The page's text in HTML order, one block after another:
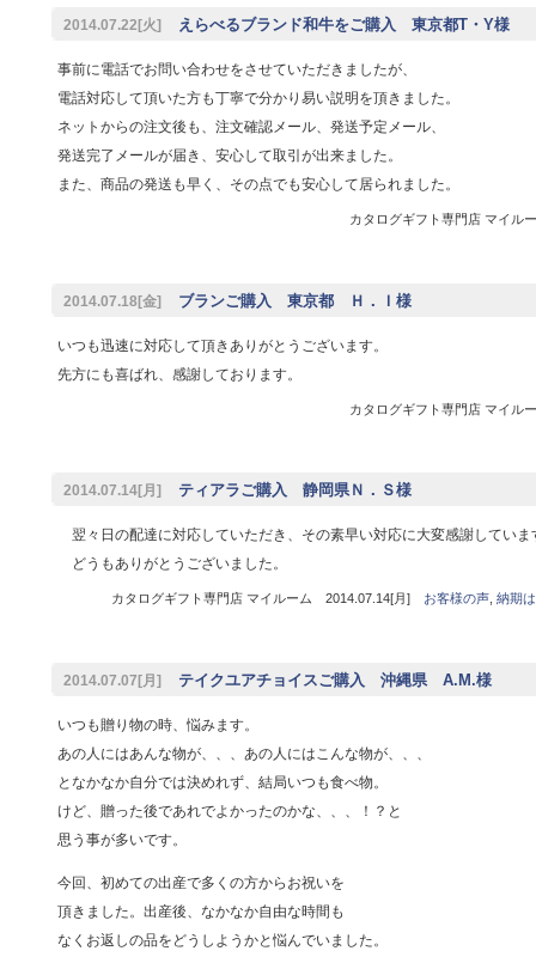
2014.07.22[火] えらべるブランド和牛をご購入 東京都T・Y様
事前に電話でお問い合わせをさせていただきましたが、
電話対応して頂いた方も丁寧で分かり易い説明を頂きました。
ネットからの注文後も、注文確認メール、発送予定メール、
発送完了メールが届き、安心して取引が出来ました。
また、商品の発送も早く、その点でも安心して居られました。
カタログギフト専門店 マイ
2014.07.18[金] ブランご購入 東京都 Ｈ．Ｉ様
いつも迅速に対応して頂きありがとうございます。
先方にも喜ばれ、感謝しております。
カタログギフト専門店 マイ
2014.07.14[月] ティアラご購入 静岡県Ｎ．Ｓ様
翌々日の配達に対応していただき、その素早い対応に大変感謝していま
どうもありがとうございました。
カタログギフト専門店 マイルーム 2014.07.14[月] お客様の声, 納期
2014.07.07[月] テイクユアチョイスご購入 沖縄県 A.M.様
いつも贈り物の時、悩みます。
あの人にはあんな物が、、、あの人にはこんな物が、、、
となかなか自分では決めれず、結局いつも食べ物。
けど、贈った後であれでよかったのかな、、、！？と
思う事が多いです。
今回、初めての出産で多くの方からお祝いを
頂きました。出産後、なかなか自由な時間も
なくお返しの品をどうしようかと悩んでいました。